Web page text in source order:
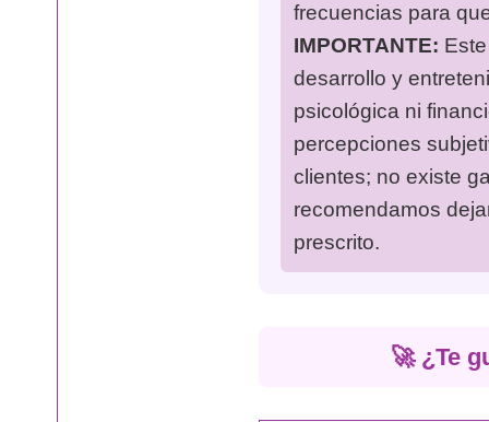
frecuencias para
IMPORTANTE:
desarrollo y
psicológica ni
percepciones
clientes; no existe
recomendamos
prescrito.
🚀 ¿Te